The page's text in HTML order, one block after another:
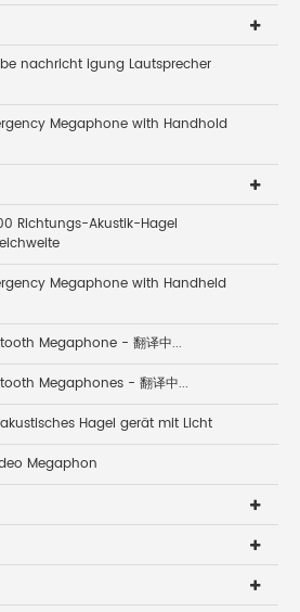
be nachricht igung Lautsprecher
Megaphone with Handhold
Richtungs-Akustik-Hagel
Megaphone with Handheld
Megaphone - 翻译中...
Megaphones - 翻译中...
akustisches Hagel gerät mit Licht
Megaphon